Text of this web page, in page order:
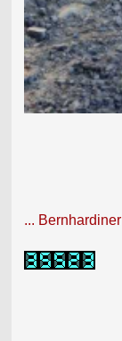
...